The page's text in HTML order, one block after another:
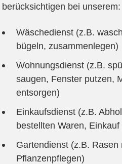
berücksichtigen bei unserem:
Wäschedienst (z.B.
bügeln, zusammenlegen)
Wohnungsdienst (z.B.
saugen, Fenster putzen,
entsorgen)
Einkaufsdienst (z.B.
bestellten Waren,
Gartendienst (z.B. Rasen
Pflanzenpflegen)